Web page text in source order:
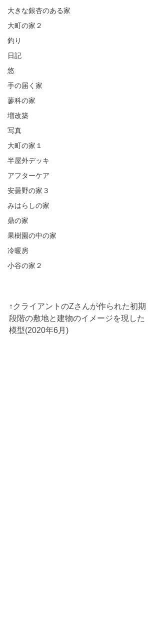
大きな銀杏のある家
大町の家２
釣り
日記
悠
手の届く家
蓼科の家
増改築
写真
大町の家１
半屋外デッキ
アフターケア
安曇野の家３
みはらしの家
鼎の家
果樹園の中の家
冷暖房
小谷の家２
↑クライアントのZさんが作られた初期
段階の敷地と建物のイメージを現した
模型(2020年6月)